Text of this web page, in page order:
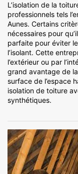
L’isolation de la
professionnels tels
Aunes. Certains
nécessaires pour
parfaite pour éviter
l’isolant. Cette
l’extérieur ou par
grand avantage de
surface de l’espace
isolation de toiture
synthétiques.